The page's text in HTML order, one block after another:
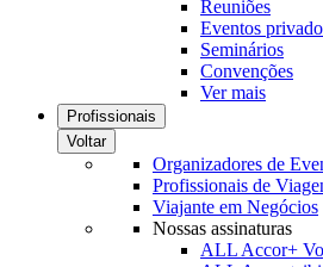
Reuniões
Eventos
Seminários
Convenções
Ver mais
Profissionais
Voltar
Organizadores de
Profissionais de
Viajante em Negócios
Nossas assinaturas
ALL Accor+